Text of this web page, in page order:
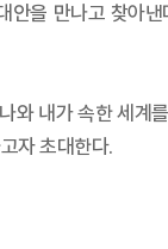
을 만나고 찾아
내가 속한 세계
자 초대한다.